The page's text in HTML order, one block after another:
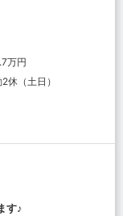
万円
休（土日）
す♪